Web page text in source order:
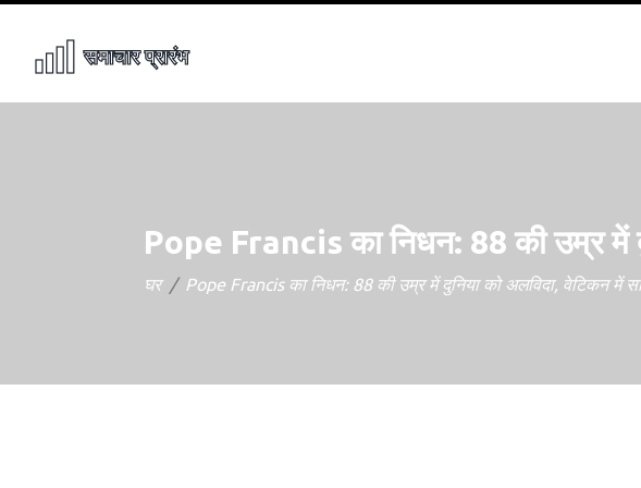
Pope Francis का निधन: 88 की उम्र में
घर Pope Francis का निधन: 88 की उम्र में दुनिया को अलविदा, वेटिकन में